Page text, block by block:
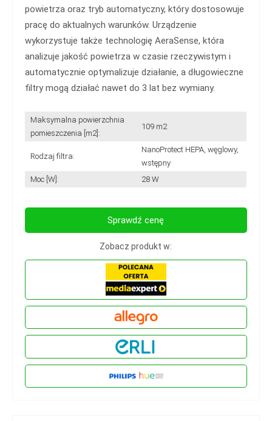
powietrza oraz tryb automatyczny, który dostosowuje
pracę do aktualnych warunków. Urządzenie
wykorzystuje także technologię AeraSense, która
analizuje jakość powietrza w czasie rzeczywistym i
automatycznie optymalizuje działanie, a długowieczne
filtry mogą działać nawet do 3 lat bez wymiany.
Maksymalna powierzchnia
pomieszczenia [m2]:
109 m2
Rodzaj filtra:
NanoProtect HEPA, węglowy,
wstępny
Moc [W]:
28 W
Sprawdź cenę
Zobacz produkt w: